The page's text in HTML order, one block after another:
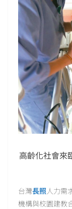
高齡化社會來
台灣長照人力需
機構與校園建教